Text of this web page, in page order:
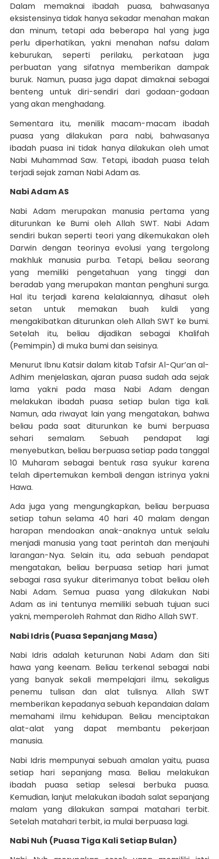
Dalam memaknai ibadah puasa, bahwasanya
eksistensinya tidak hanya sekadar menahan makan
dan minum, tetapi ada beberapa hal yang juga
perlu diperhatikan, yakni menahan nafsu dalam
keburukan, seperti perilaku, perkataan juga
perbuatan yang sifatnya memberikan dampak
buruk. Namun, puasa juga dapat dimaknai sebagai
benteng untuk diri-sendiri dari godaan-godaan
yang akan menghadang.
Sementara itu, menilik macam-macam ibadah
puasa yang dilakukan para nabi, bahwasanya
ibadah puasa ini tidak hanya dilakukan oleh umat
Nabi Muhammad Saw. Tetapi, ibadah puasa telah
terjadi sejak zaman Nabi Adam as.
Nabi Adam AS
Nabi Adam merupakan manusia pertama yang
diturunkan ke Bumi oleh Allah SWT. Nabi Adam
sendiri bukan seperti teori yang dikemukakan oleh
Darwin dengan teorinya evolusi yang tergolong
makhluk manusia purba. Tetapi, beliau seorang
yang memiliki pengetahuan yang tinggi dan
beradab yang merupakan mantan penghuni surga.
Hal itu terjadi karena kelalaiannya, dihasut oleh
setan untuk memakan buah kuldi yang
mengakibatkan diturunkan oleh Allah SWT ke bumi.
Setelah itu, beliau dijadikan sebagai Khalifah
(Pemimpin) di muka bumi dan seisinya.
Menurut Ibnu Katsir dalam kitab Tafsir Al-Qur’an al-
Adhim menjelaskan, ajaran puasa sudah ada sejak
lama yakni pada masa Nabi Adam dengan
melakukan ibadah puasa setiap bulan tiga kali.
Namun, ada riwayat lain yang mengatakan, bahwa
beliau pada saat diturunkan ke bumi berpuasa
sehari semalam. Sebuah pendapat lagi
menyebutkan, beliau berpuasa setiap pada tanggal
10 Muharam sebagai bentuk rasa syukur karena
telah dipertemukan kembali dengan istrinya yakni
Hawa.
Ada juga yang mengungkapkan, beliau berpuasa
setiap tahun selama 40 hari 40 malam dengan
harapan mendoakan anak-anaknya untuk selalu
menjadi manusia yang taat perintah dan menjauhi
larangan-Nya. Selain itu, ada sebuah pendapat
mengatakan, beliau berpuasa setiap hari jumat
sebagai rasa syukur diterimanya tobat beliau oleh
Nabi Adam. Semua puasa yang dilakukan Nabi
Adam as ini tentunya memiliki sebuah tujuan suci
yakni, memperoleh Rahmat dan Ridho Allah SWT.
Nabi Idris (Puasa Sepanjang Masa)
Nabi Idris adalah keturunan Nabi Adam dan Siti
hawa yang keenam. Beliau terkenal sebagai nabi
yang banyak sekali mempelajari ilmu, sekaligus
penemu tulisan dan alat tulisnya. Allah SWT
memberikan kepadanya sebuah kepandaian dalam
memahami ilmu kehidupan. Beliau menciptakan
alat-alat yang dapat membantu pekerjaan
manusia.
Nabi Idris mempunyai sebuah amalan yaitu, puasa
setiap hari sepanjang masa. Beliau melakukan
ibadah puasa setiap selesai berbuka puasa.
Kemudian, lanjut melakukan ibadah salat sepanjang
malam yang dilakukan sampai matahari terbit.
Setelah matahari terbit, ia mulai berpuasa lagi.
Nabi Nuh (Puasa Tiga Kali Setiap Bulan)